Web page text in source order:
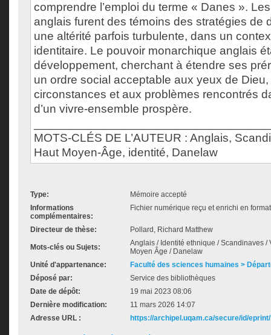
comprendre l’emploi du terme « Danes ».
anglais furent des témoins des stratégies de
une altérité parfois turbulente, dans un
identitaire. Le pouvoir monarchique anglais
développement, cherchant à étendre ses
un ordre social acceptable aux yeux de Dieu,
circonstances et aux problèmes rencontrés
d’un vivre-ensemble prospère.
MOTS-CLÉS DE L’AUTEUR : Anglais,
Haut Moyen-Âge, identité, Danelaw
Type:
Mémoire accepté
Informations
complémentaires:
Fichier numérique reçu et enrichi en
Directeur de thèse: Pollard, Richard Matthew
Mots-clés ou Sujets:
Anglais / Identité ethnique / Scandinaves /
Moyen Âge / Danelaw
Unité d'appartenance:
Faculté des sciences humaines >
Déposé par:
Service des bibliothèques
Date de dépôt:
19 mai 2023 08:06
Dernière modification:
11 mars 2026 14:07
Adresse URL :
https://archipel.uqam.ca/secure/id/